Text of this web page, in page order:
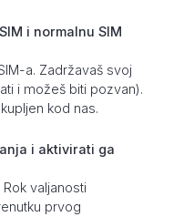
i normalnu SIM
a. Zadržavaš svoj
i možeš biti pozvan).
kod nas.
i aktivirati ga
valjanosti
prvog